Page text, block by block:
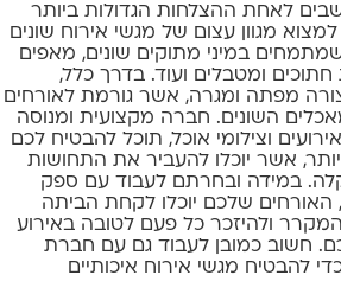
לאחת ההצלחות הגדולות ביותר
מגוון עצום של מגשי אירוח שונים
שמתמחים במיני מתוקים שונים, מאפים
חתוכים ומטבלים ועוד. בדרך כלל,
מפתה ומגרה, אשר גורמת לאורחים
השונים. חברה מקצועית ומנוסה
וצילומי אוכל, תוכל להבטיח לכם
אשר יוכלו להעביר את התחושות
קלה. במידה ובחרתם לעבוד עם ספק
, האורחים שלכם יוכלו לקחת הביתה
ולהיזכר כל פעם לטובה באירוע
חשוב כמובן לעבוד גם עם חברת
להבטיח מגשי אירוח איכותיים